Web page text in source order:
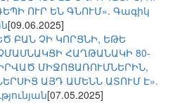
ՈՒՐ ԵՆ ԳՆՈՒՄ». Գագիկ
[09.06.2025]
ԲԱՆ ՉԻ ԿՈՐՑՆԻ, ԵԹԵ
ՀԱՂԹԱՆԱԿԻ 80-
ՄԻՋՈՑԱՌՈՒՄՆԵՐԻՆ,
ԱՅԴ ԱՄԵՆՆ ԱՏՈՒՄ Է».
[07.05.2025]